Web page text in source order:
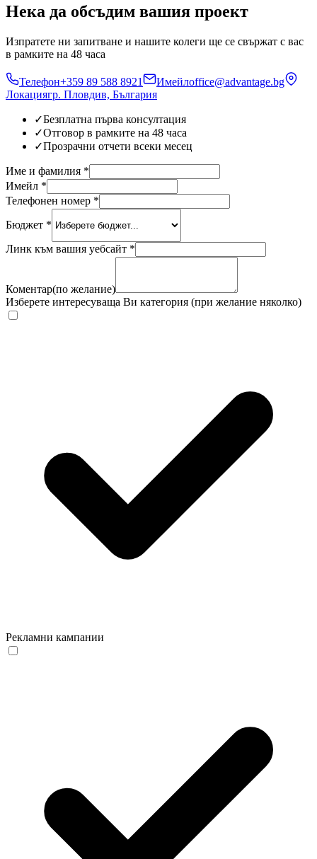
Нека да обсъдим вашия проект
Изпратете ни запитване и нашите колеги ще се свържат с вас
в рамките на 48 часа
Телефон+359 89 588 8921 Имейлoffice@advantage.bg
Локациягр. Пловдив, България
✓Безплатна първа консултация
✓Отговор в рамките на 48 часа
✓Прозрачни отчети всеки месец
Име и фамилия *
Имейл *
Телефонен номер *
Бюджет *
Линк към вашия уебсайт *
Коментар(по желание)
Изберете интересуваща Ви категория (при желание няколко)
Рекламни кампании